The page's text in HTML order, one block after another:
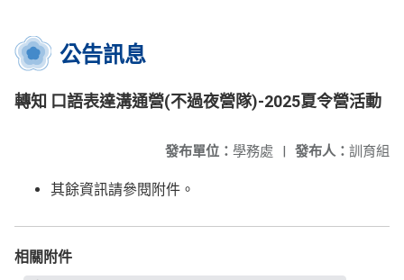
公告訊息
轉知 口語表達溝通營(不過夜營隊)-2025夏令營活動
發布人： 訓育組
發布單位： 學務處 |
其餘資訊請參閱附件。
相關附件